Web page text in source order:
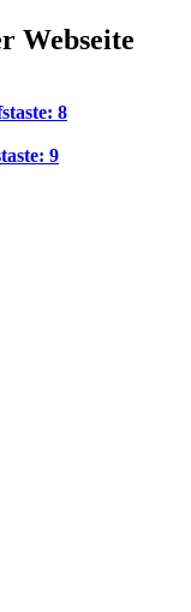
Webseite
8
9